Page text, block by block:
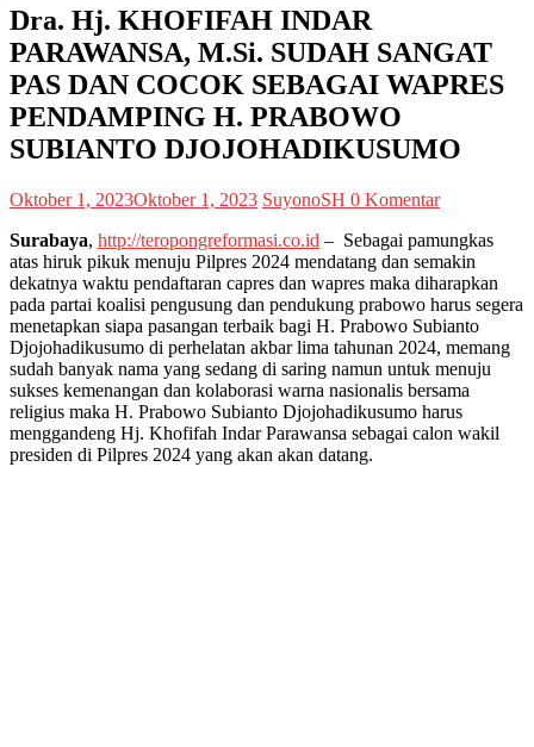
Dra. Hj. KHOFIFAH INDAR
PARAWANSA, M.Si. SUDAH SANGAT
PAS DAN COCOK SEBAGAI WAPRES
PENDAMPING H. PRABOWO
SUBIANTO DJOJOHADIKUSUMO
Oktober 1, 2023Oktober 1, 2023 SuyonoSH 0 Komentar
Surabaya, http://teropongreformasi.co.id – Sebagai pamungkas
atas hiruk pikuk menuju Pilpres 2024 mendatang dan semakin
dekatnya waktu pendaftaran capres dan wapres maka diharapkan
pada partai koalisi pengusung dan pendukung prabowo harus segera
menetapkan siapa pasangan terbaik bagi H. Prabowo Subianto
Djojohadikusumo di perhelatan akbar lima tahunan 2024, memang
sudah banyak nama yang sedang di saring namun untuk menuju
sukses kemenangan dan kolaborasi warna nasionalis bersama
religius maka H. Prabowo Subianto Djojohadikusumo harus
menggandeng Hj. Khofifah Indar Parawansa sebagai calon wakil
presiden di Pilpres 2024 yang akan akan datang.